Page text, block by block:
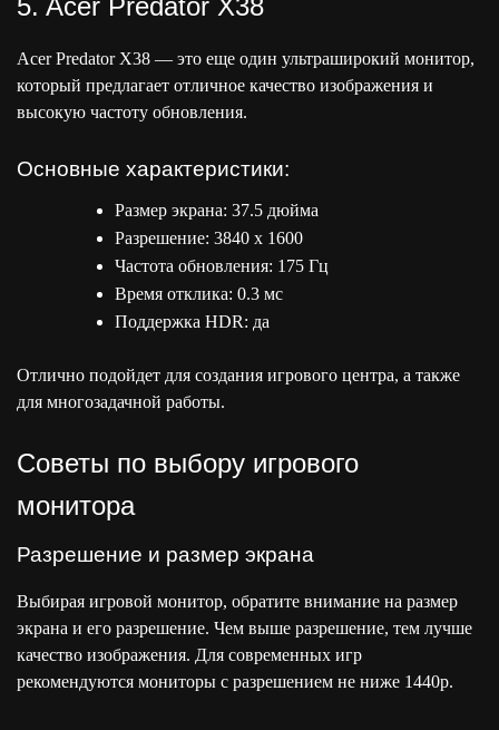
5. Acer Predator X38
Acer Predator X38 — это еще один ультраширокий монитор,
который предлагает отличное качество изображения и
высокую частоту обновления.
Основные характеристики:
Размер экрана: 37.5 дюйма
Разрешение: 3840 x 1600
Частота обновления: 175 Гц
Время отклика: 0.3 мс
Поддержка HDR: да
Отлично подойдет для создания игрового центра, а также
для многозадачной работы.
Советы по выбору игрового
монитора
Разрешение и размер экрана
Выбирая игровой монитор, обратите внимание на размер
экрана и его разрешение. Чем выше разрешение, тем лучше
качество изображения. Для современных игр
рекомендуются мониторы с разрешением не ниже 1440p.